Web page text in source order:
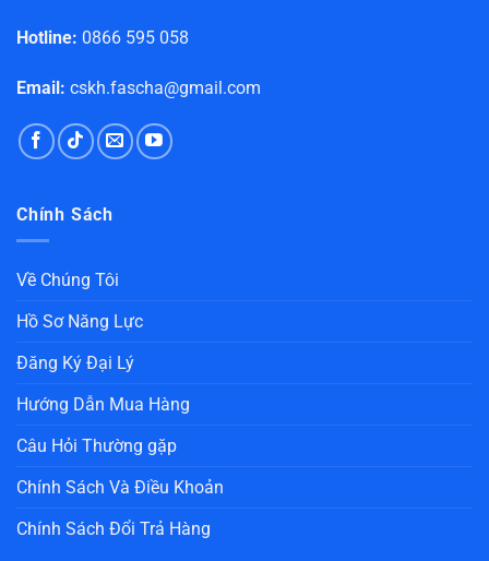
Hotline: 0866 595 058
Email: cskh.fascha@gmail.com
Chính Sách
Về Chúng Tôi
Hồ Sơ Năng Lực
Đăng Ký Đại Lý
Hướng Dẫn Mua Hàng
Câu Hỏi Thường gặp
Chính Sách Và Điều Khoản
Chính Sách Đổi Trả Hàng